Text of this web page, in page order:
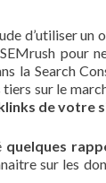
d’utiliser un
pour
la Search
sur le
de votre
quelques
sur les